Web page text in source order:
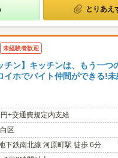
とりあえ
未経験者歓迎
チン】キッチンは、もう一つ
イホでバイト仲間ができる!
+交通費規定内支給
区
下鉄南北線 河原町駅 徒歩 6分